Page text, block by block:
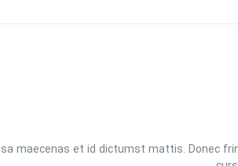
maecenas et id dictumst mattis. Donec